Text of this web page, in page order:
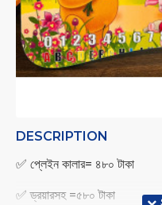
DESCRIPTION
✅ প্লেইন কালার= ৪৮০ টাকা
✅ ড্রয়ারসহ =৫৮০ টাকা